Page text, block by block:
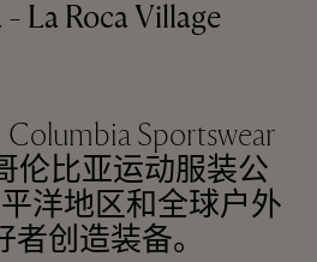
La Roca Village
Sportswear
伦比亚运动服装公
洋地区和全球户外
者创造装备。